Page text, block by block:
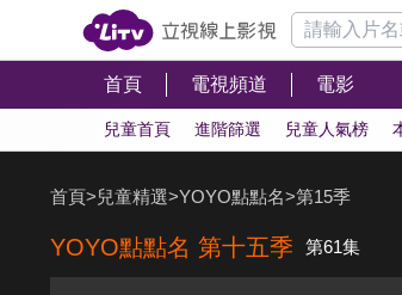
首頁 電視頻道 電影
兒童首頁 進階篩選 兒童人氣榜
首頁>兒童精選>YOYO點點名>第15季
YOYO點點名 第十五季 第61集